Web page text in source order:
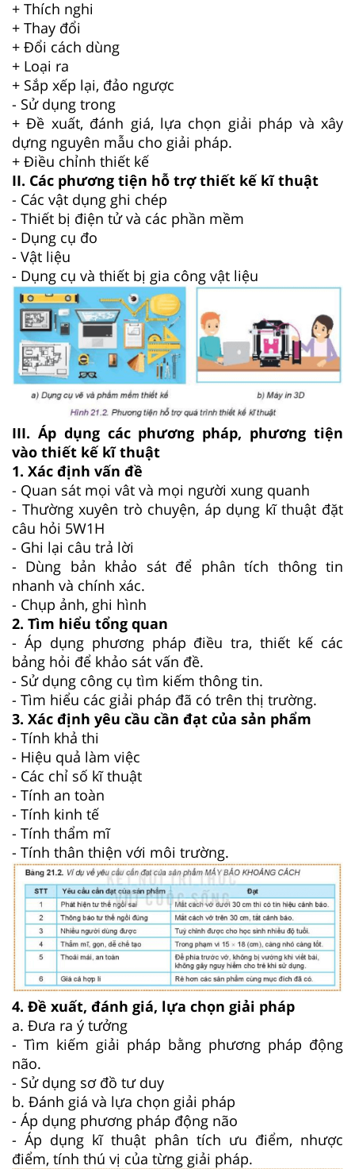
+ Thích nghi
+ Thay đổi
+ Đổi cách dùng
+ Loại ra
+ Sắp xếp lại, đảo ngược
- Sử dụng trong
+ Đề xuất, đánh giá, lựa chọn giải pháp và xây
dựng nguyên mẫu cho giải pháp.
+ Điều chỉnh thiết kế
II. Các phương tiện hỗ trợ thiết kế kĩ thuật
- Các vật dụng ghi chép
- Thiết bị điện tử và các phần mềm
- Dụng cụ đo
- Vật liệu
- Dụng cụ và thiết bị gia công vật liệu
III. Áp dụng các phương pháp, phương tiện
vào thiết kế kĩ thuật
1. Xác định vấn đề
- Quan sát mọi vât và mọi người xung quanh
- Thường xuyên trò chuyện, áp dụng kĩ thuật đặt
câu hỏi 5W1H
- Ghi lại câu trả lời
- Dùng bản khảo sát để phân tích thông tin
nhanh và chính xác.
- Chụp ảnh, ghi hình
2. Tìm hiểu tổng quan
- Áp dụng phương pháp điều tra, thiết kế các
bảng hỏi để khảo sát vấn đề.
- Sử dụng công cụ tìm kiếm thông tin.
- Tìm hiểu các giải pháp đã có trên thị trường.
3. Xác định yêu cầu cần đạt của sản phẩm
- Tính khả thi
- Hiệu quả làm việc
- Các chỉ số kĩ thuật
- Tính an toàn
- Tính kinh tế
- Tính thẩm mĩ
- Tính thân thiện với môi trường.
4. Đề xuất, đánh giá, lựa chọn giải pháp
a. Đưa ra ý tưởng
- Tìm kiếm giải pháp bằng phương pháp động
não.
- Sử dụng sơ đồ tư duy
b. Đánh giá và lựa chọn giải pháp
- Áp dụng phương pháp động não
- Áp dụng kĩ thuật phân tích ưu điểm, nhược
điểm, tính thú vị của từng giải pháp.